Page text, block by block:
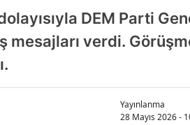
DEM Parti
mesajları verdi.
Yayınlanma
28 Mayıs 2026 -